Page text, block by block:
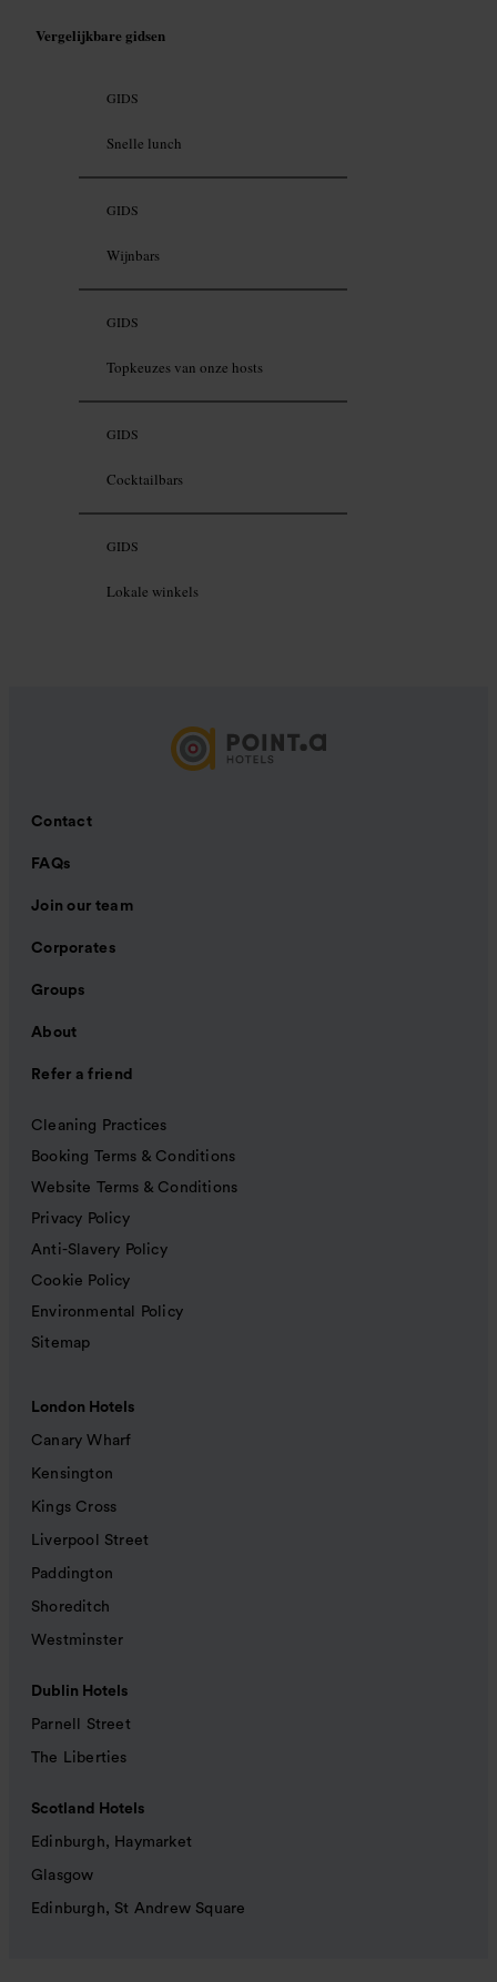
Vergelijkbare gidsen
GIDS
Snelle lunch
GIDS
Wijnbars
GIDS
Topkeuzes van onze hosts
GIDS
Cocktailbars
GIDS
Lokale winkels
Contact
FAQs
Join our team
Corporates
Groups
About
Refer a friend
Cleaning Practices
Booking Terms & Conditions
Website Terms & Conditions
Privacy Policy
Anti-Slavery Policy
Cookie Policy
Environmental Policy
Sitemap
London Hotels
Canary Wharf
Kensington
Kings Cross
Liverpool Street
Paddington
Shoreditch
Westminster
Dublin Hotels
Parnell Street
The Liberties
Scotland Hotels
Edinburgh, Haymarket
Glasgow
Edinburgh, St Andrew Square